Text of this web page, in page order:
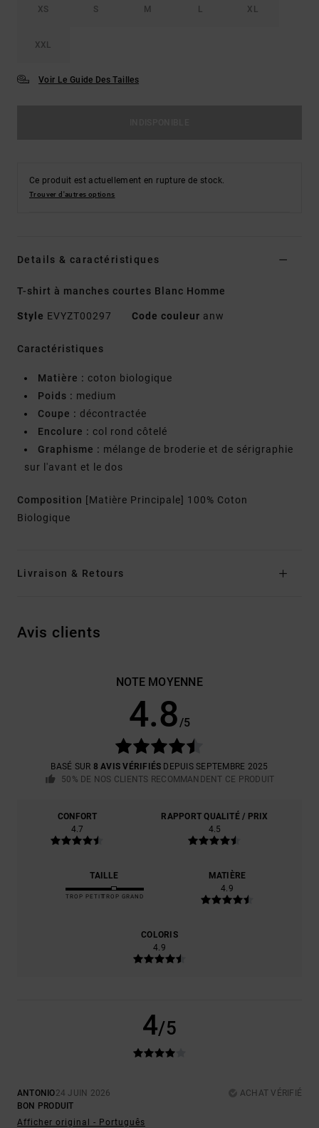
XS S M L XL
XXL
Voir Le Guide Des Tailles
Ce produit est actuellement en rupture de stock.
Trouver d'autres options
Details & caractéristiques
T-shirt à manches courtes Blanc Homme
Style EVYZT00297 Code couleur anw
Caractéristiques
Matière : coton biologique
Poids : medium
Coupe : décontractée
Encolure : col rond côtelé
Graphisme : mélange de broderie et de sérigraphie
sur l'avant et le dos
Composition [Matière Principale] 100% Coton
Biologique
Livraison & Retours
Avis clients
NOTE MOYENNE
4.8/5
BASÉ SUR 8 AVIS VÉRIFIÉS DEPUIS SEPTEMBRE 2025
50% DE NOS CLIENTS RECOMMANDENT CE PRODUIT
CONFORT
4.7
RAPPORT QUALITÉ / PRIX
4.5
TAILLE
TROP PETITTROP GRAND
MATIÈRE
4.9
COLORIS
4.9
4/5
ANTONIO24 JUIN 2026
ACHAT VÉRIFIÉ
BON PRODUIT
Afficher original - Português